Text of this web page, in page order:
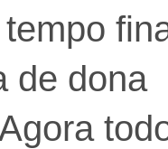
de dona